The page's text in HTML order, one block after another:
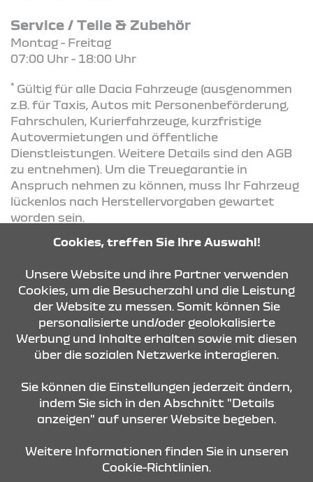
Service / Teile & Zubehör
Montag - Freitag
07:00 Uhr - 18:00 Uhr
* Gültig für alle Dacia Fahrzeuge (ausgenommen
z.B. für Taxis, Autos mit Personenbeförderung,
Fahrschulen, Kurierfahrzeuge, kurzfristige
Autovermietungen und öffentliche
Dienstleistungen. Weitere Details sind den AGB
zu entnehmen). Um die Treuegarantie in
Anspruch nehmen zu können, muss Ihr Fahrzeug
lückenlos nach Herstellervorgaben gewartet
worden sein.
KONTAKT & ANFAHRT
ÖFFNUNGSZEITEN
STANDORTE
Cookies, treffen Sie Ihre Auswahl!
Unsere Website und ihre Partner verwenden
Cookies, um die Besucherzahl und die Leistung
der Website zu messen. Somit können Sie
personalisierte und/oder geolokalisierte
Werbung und Inhalte erhalten sowie mit diesen
über die sozialen Netzwerke interagieren.
Sie können die Einstellungen jederzeit ändern,
indem Sie sich in den Abschnitt "Details
anzeigen" auf unserer Website begeben.
Weitere Informationen finden Sie in unseren
Cookie-Richtlinien.